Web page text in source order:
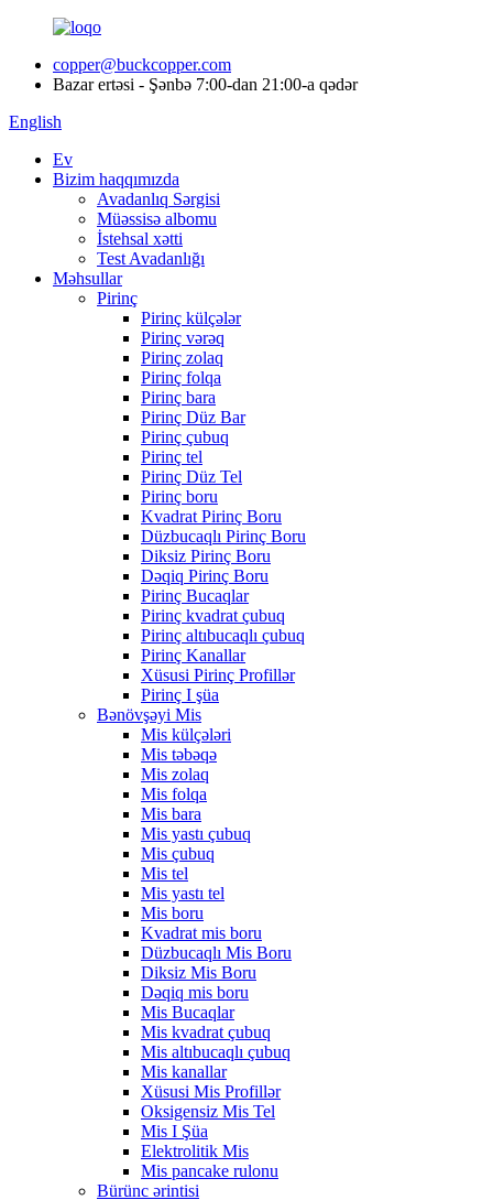
copper@buckcopper.com
Bazar ertəsi - Şənbə 7:00-dan 21:00-a qədər
English
Ev
Bizim haqqımızda
Avadanlıq Sərgisi
Müəssisə albomu
İstehsal xətti
Test Avadanlığı
Məhsullar
Pirinç
Pirinç külçələr
Pirinç vərəq
Pirinç zolaq
Pirinç folqa
Pirinç bara
Pirinç Düz Bar
Pirinç çubuq
Pirinç tel
Pirinç Düz Tel
Pirinç boru
Kvadrat Pirinç Boru
Düzbucaqlı Pirinç Boru
Diksiz Pirinç Boru
Dəqiq Pirinç Boru
Pirinç Bucaqlar
Pirinç kvadrat çubuq
Pirinç altıbucaqlı çubuq
Pirinç Kanallar
Xüsusi Pirinç Profillər
Pirinç I şüa
Bənövşəyi Mis
Mis külçələri
Mis təbəqə
Mis zolaq
Mis folqa
Mis bara
Mis yastı çubuq
Mis çubuq
Mis tel
Mis yastı tel
Mis boru
Kvadrat mis boru
Düzbucaqlı Mis Boru
Diksiz Mis Boru
Dəqiq mis boru
Mis Bucaqlar
Mis kvadrat çubuq
Mis altıbucaqlı çubuq
Mis kanallar
Xüsusi Mis Profillər
Oksigensiz Mis Tel
Mis I Şüa
Elektrolitik Mis
Mis pancake rulonu
Bürünc ərintisi